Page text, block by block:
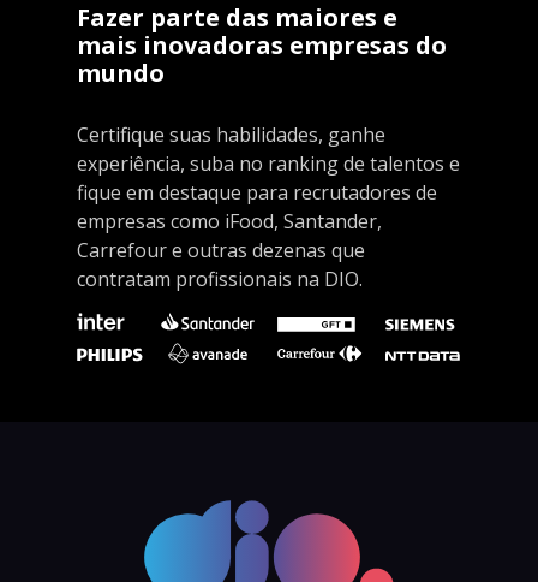
Fazer parte das maiores e
mais inovadoras empresas do
mundo
Certifique suas habilidades, ganhe
experiência, suba no ranking de talentos e
fique em destaque para recrutadores de
empresas como iFood, Santander,
Carrefour e outras dezenas que
contratam profissionais na DIO.